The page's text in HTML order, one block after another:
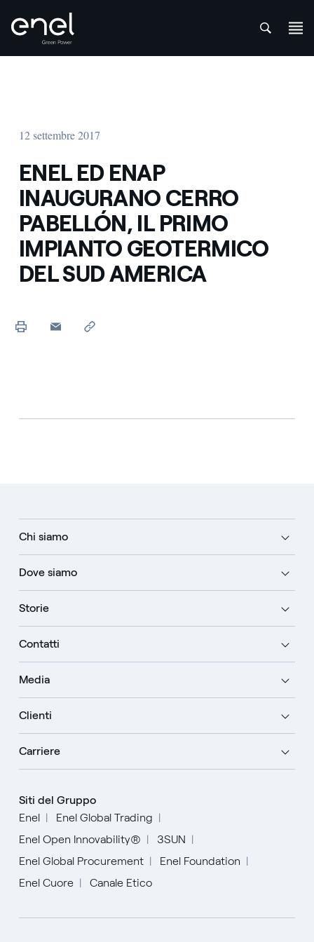
12 settembre 2017
ENEL ED ENAP
INAUGURANO CERRO
PABELLÓN, IL PRIMO
IMPIANTO GEOTERMICO
DEL SUD AMERICA
Chi siamo
Dove siamo
Storie
Contatti
Media
Clienti
Carriere
Siti del Gruppo
Enel
Enel Global Trading
Enel Open Innovability®
3SUN
Enel Global Procurement
Enel Foundation
Enel Cuore
Canale Etico